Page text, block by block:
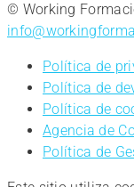
© Working
Política de
Política de
Política de
Agencia de
Política de